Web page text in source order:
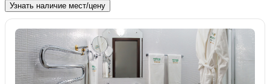
Узнать наличие мест/цену